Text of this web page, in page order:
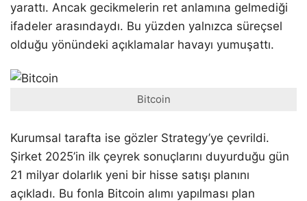
yarattı. Ancak gecikmelerin ret anlamına gelmediği
ifadeler arasındaydı. Bu yüzden yalnızca süreçsel
olduğu yönündeki açıklamalar havayı yumuşattı.
Bitcoin
Kurumsal tarafta ise gözler Strategy’ye çevrildi.
Şirket 2025’in ilk çeyrek sonuçlarını duyurduğu gün
21 milyar dolarlık yeni bir hisse satışı planını
açıkladı. Bu fonla Bitcoin alımı yapılması plan